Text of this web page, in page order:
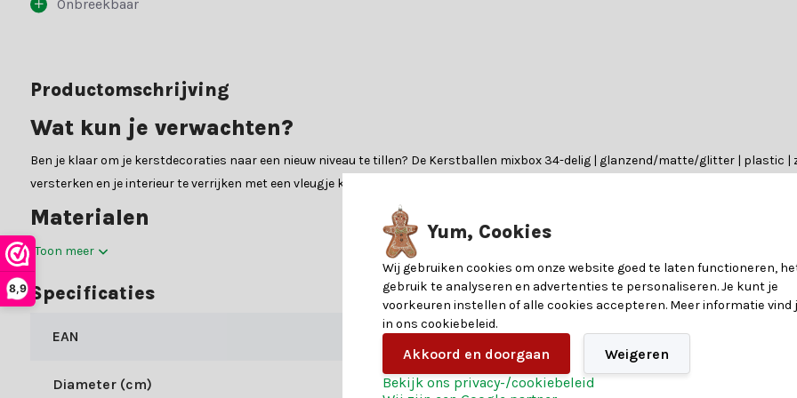
8,9
Onbreekbaar
Productomschrijving
Wat kun je verwachten?
Ben je klaar om je kerstdecoraties naar een nieuw niveau te tillen? De Kerstballen mixbox 34-delig | glanzend/matte/glitter | plastic |
versterken en je interieur te verrijken met een vleugje kerstmagie.
Materialen
In de gedetailleerde specificatietabel vind je alle belangrijke informatie over de materialen en eigenschappen van dit product. Heb je
om je te helpen met al je zorgen.
Waarom kiezen voor Kerstland.nl?
Kerstland.nl is jouw bestemming voor alles wat met kerst te maken heeft. Of je nu op zoek bent naar betoverende verlichting,
straalt, wij hebben de mooiste items om jouw kerst te transformeren. Heb je hulp nodig? Onze klantenservice biedt persoonlijk
kerstdecoratie eenvoudig.
Toon meer
Specificaties
EAN 8718533506686
Diameter (cm) 8
Yum, Cookies
Wij gebruiken cookies om onze website goed te laten functioneren,
gebruik te analyseren en advertenties te personaliseren. Je kunt je
voorkeuren instellen of alle cookies accepteren. Meer informatie vind
in ons cookiebeleid.
Akkoord en doorgaan
Weigeren
Bekijk ons privacy-/cookiebeleid